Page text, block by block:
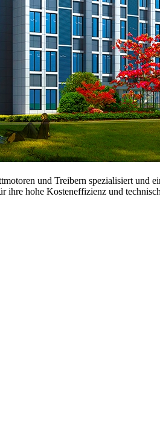
und Treibern spezialisiert und
ihre hohe Kosteneffizienz und